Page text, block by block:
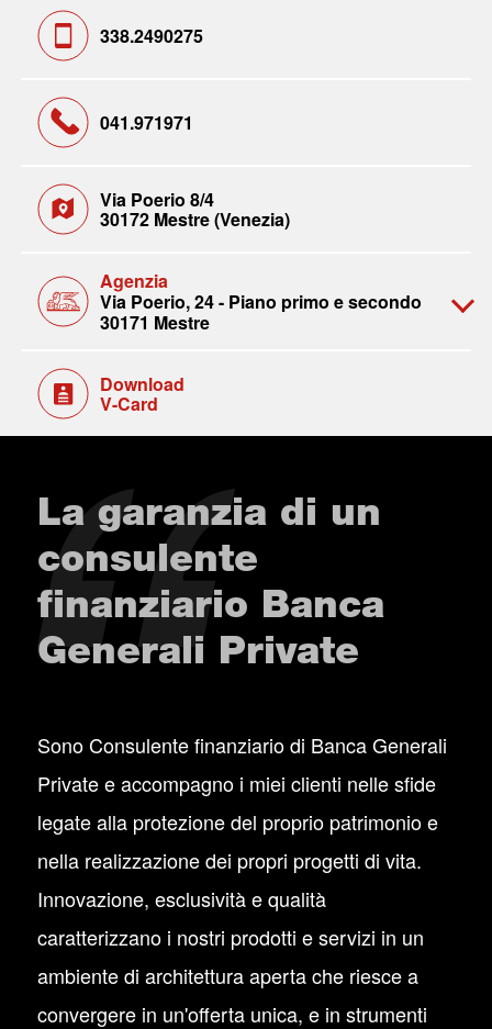
338.2490275
041.971971
Via Poerio 8/4
30172 Mestre (Venezia)
Agenzia
Via Poerio, 24 - Piano primo e secondo
30171 Mestre
Download
V-Card
La garanzia di un
consulente
finanziario Banca
Generali Private
Sono Consulente finanziario di Banca Generali
Private e accompagno i miei clienti nelle sfide
legate alla protezione del proprio patrimonio e
nella realizzazione dei propri progetti di vita.
Innovazione, esclusività e qualità
caratterizzano i nostri prodotti e servizi in un
ambiente di architettura aperta che riesce a
convergere in un'offerta unica, e in strumenti